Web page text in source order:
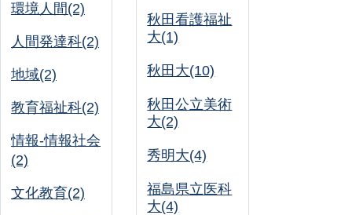
環境人間(2)
人間発達科(2)
地域(2)
教育福祉科(2)
情報-情報社会
(2)
文化教育(2)
秋田看護福祉
大(1)
秋田大(10)
秋田公立美術
大(2)
秀明大(4)
福島県立医科
大(4)